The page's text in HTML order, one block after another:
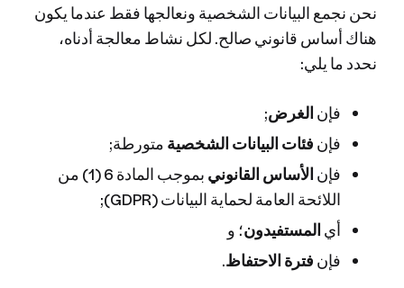
نحن نجمع البيانات الشخصية ونعالجها فقط عندما يكون
هناك أساس قانوني صالح. لكل نشاط معالجة أدناه،
نحدد ما يلي:
فإن الغرض;
فإن فئات البيانات الشخصية متورطة;
فإن الأساس القانوني
بموجب المادة 6 (1) من
اللائحة العامة لحماية البيانات (GDPR);
أي المستفيدون؛ و
فإن فترة الاحتفاظ.